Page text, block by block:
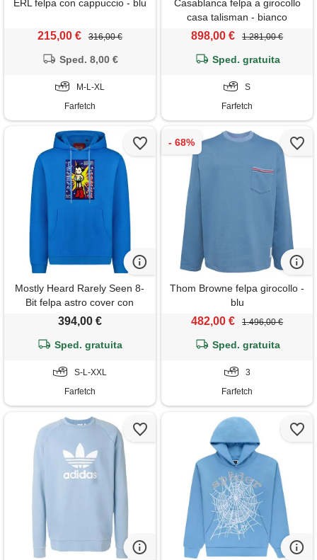
ERL felpa con cappuccio - blu
215,00 € 316,00 €
Sped. 8,00 €
M-L-XL
Farfetch
Casablanca felpa a girocollo
casa talisman - bianco
898,00 € 1.281,00 €
Sped. gratuita
S
Farfetch
Mostly Heard Rarely Seen 8-
Bit felpa astro cover con
cappuccio - blu
394,00 €
Sped. gratuita
S-L-XXL
Farfetch
Thom Browne felpa girocollo -
blu
482,00 € 1.496,00 €
Sped. gratuita
3
Farfetch